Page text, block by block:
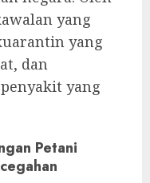
yang
yang
dan
yang
Petani